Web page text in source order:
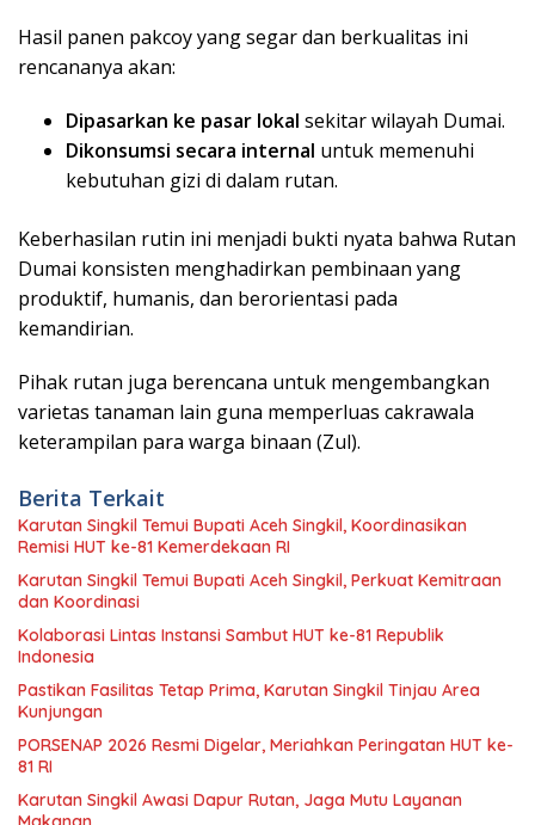
​Hasil panen pakcoy yang segar dan berkualitas ini
rencananya akan:
Dipasarkan ke pasar lokal sekitar wilayah Dumai.
Dikonsumsi secara internal untuk memenuhi
kebutuhan gizi di dalam rutan.
​Keberhasilan rutin ini menjadi bukti nyata bahwa Rutan
Dumai konsisten menghadirkan pembinaan yang
produktif, humanis, dan berorientasi pada
kemandirian.
Pihak rutan juga berencana untuk mengembangkan
varietas tanaman lain guna memperluas cakrawala
keterampilan para warga binaan (Zul).
Berita Terkait
Karutan Singkil Temui Bupati Aceh Singkil, Koordinasikan
Remisi HUT ke-81 Kemerdekaan RI
Karutan Singkil Temui Bupati Aceh Singkil, Perkuat Kemitraan
dan Koordinasi
Kolaborasi Lintas Instansi Sambut HUT ke-81 Republik
Indonesia
Pastikan Fasilitas Tetap Prima, Karutan Singkil Tinjau Area
Kunjungan
PORSENAP 2026 Resmi Digelar, Meriahkan Peringatan HUT ke-
81 RI
Karutan Singkil Awasi Dapur Rutan, Jaga Mutu Layanan